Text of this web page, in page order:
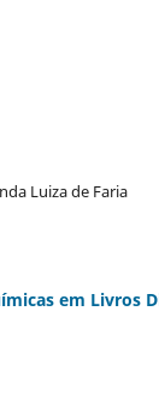
Luiza de Faria
em Livros